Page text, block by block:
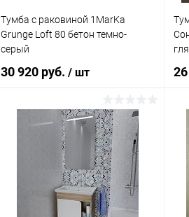
Тумба с раковиной 1MarKa
Grunge Loft 80 бетон темно-
серый
30 920 руб. / шт
В корзину
Купить в 1 клик Сравнение
В избранное Под заказ